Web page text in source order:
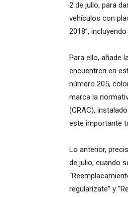
2 de julio, para
vehículos con
2018”,
Para ello, añade
encuentren en
número 205,
marca la
(CRAC),
este importante
Lo anterior,
de julio, cuando
regularízate” y